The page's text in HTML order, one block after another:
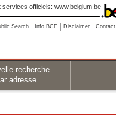
services officiels: www.belgium.be
Search Info BCE Disclaimer Contact
recherche
adresse